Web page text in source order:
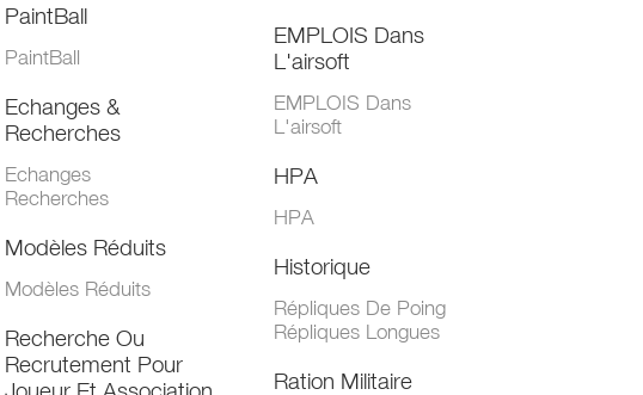
PaintBall
PaintBall
Echanges &
Recherches
Echanges
Recherches
Modèles Réduits
Modèles Réduits
Recherche Ou
Recrutement Pour
EMPLOIS Dans
L'airsoft
EMPLOIS Dans
L'airsoft
HPA
HPA
Historique
Répliques De Poing
Répliques Longues
Ration Militaire